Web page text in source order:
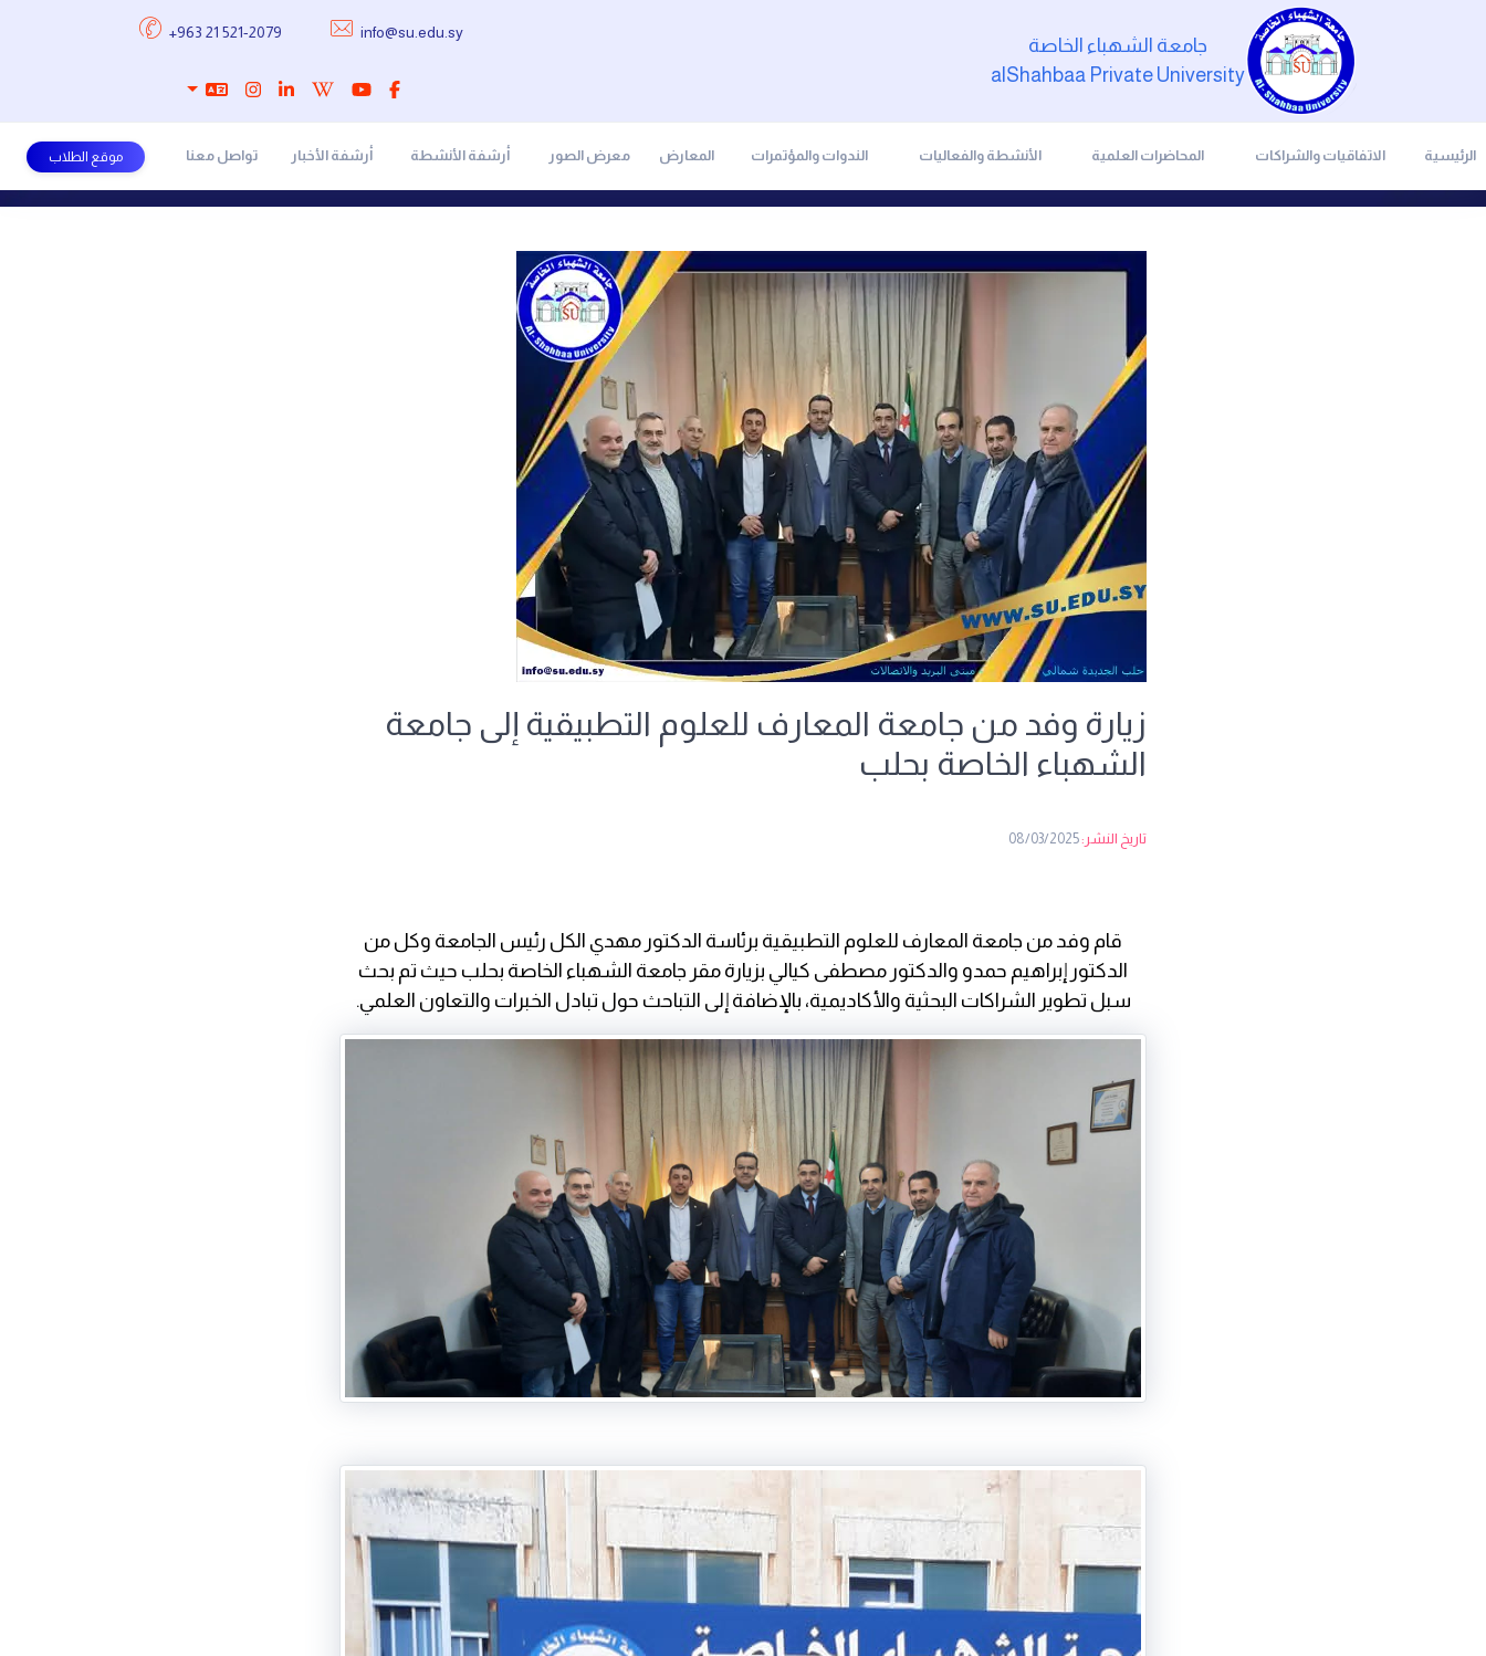
جامعة الشهباء الخاصة
alShahbaa Private University
info@su.edu.sy
+963 21 521-2079
الرئيسية الاتفاقيات والشراكات المحاضرات العلمية الأنشطة والفعاليات الندوات والمؤتمرات المعارض معرض الصور أرشفة الأنشطة أرشفة الأخبار تواصل معنا موقع الطلاب
زيارة وفد من جامعة المعارف للعلوم التطبيقية إلى جامعة
الشهباء الخاصة بحلب
تاريخ النشر:08/03/2025
قام وفد من جامعة المعارف للعلوم التطبيقية برئاسة الدكتور مهدي الكل رئيس الجامعة وكل من
الدكتور إبراهيم حمدو والدكتور مصطفى كيالي بزيارة مقر جامعة الشهباء الخاصة بحلب حيث تم بحث
سبل تطوير الشراكات البحثية والأكاديمية، بالإضافة إلى التباحث حول تبادل الخبرات والتعاون العلمي.